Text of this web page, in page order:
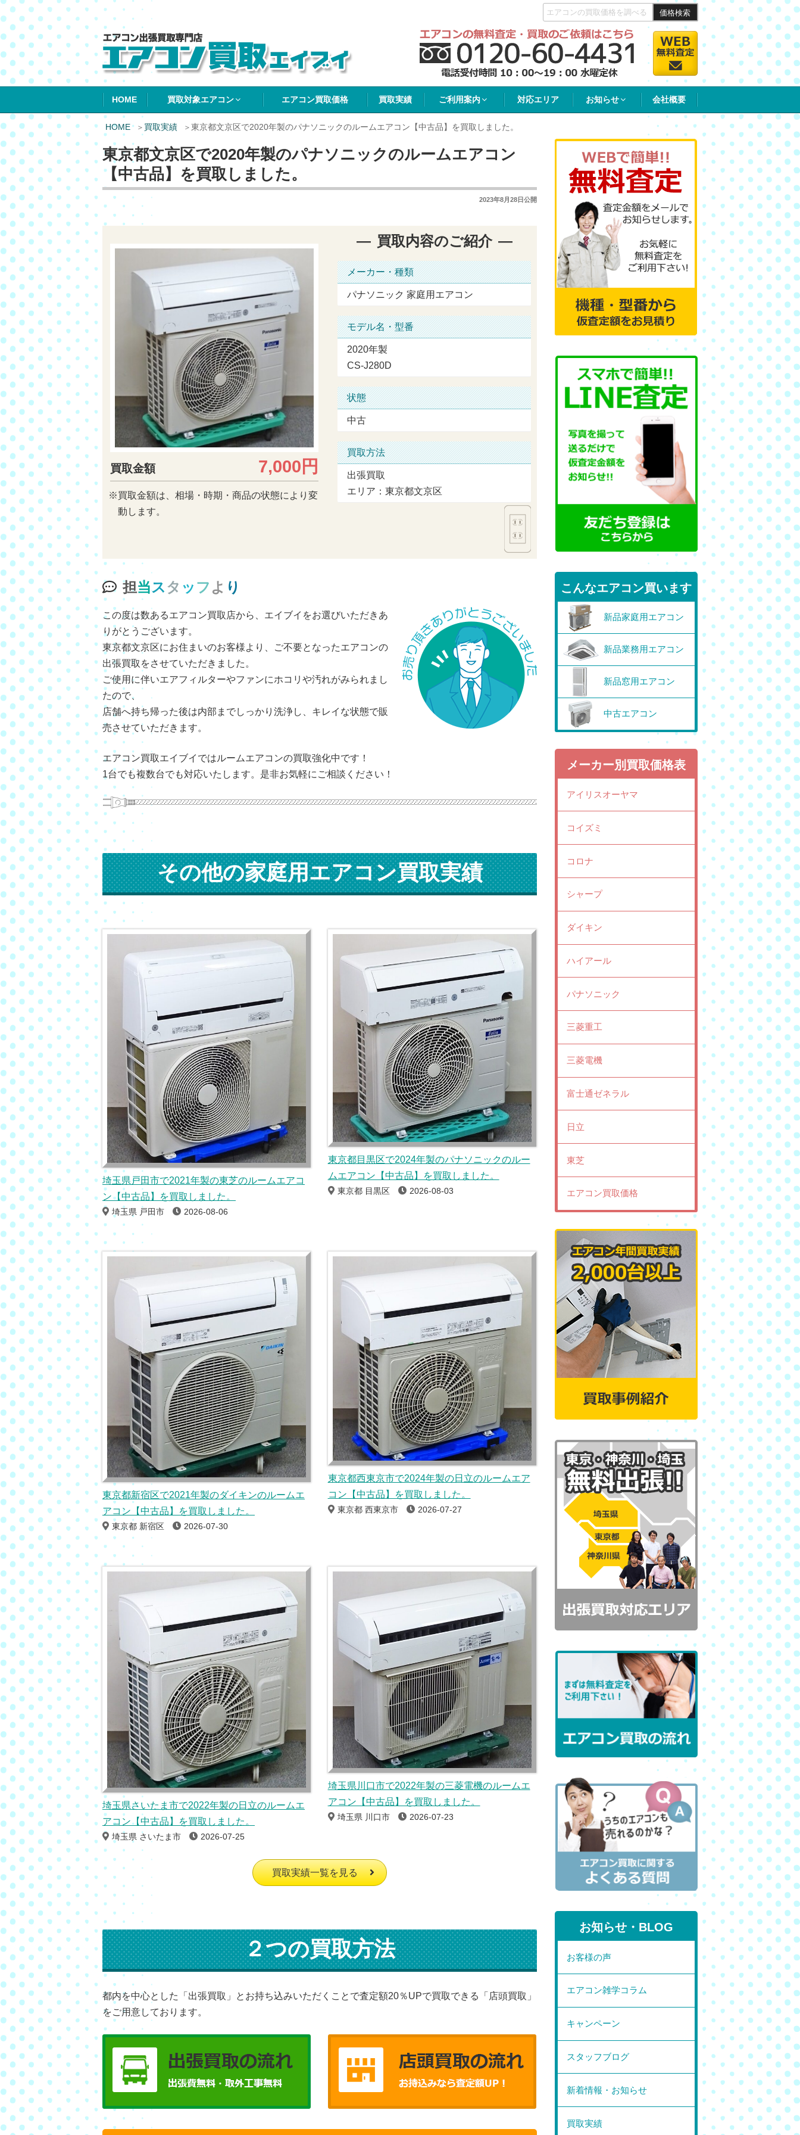
価格検索
エアコン買取エイブイ
HOME 買取対象エアコン エアコン買取価格 買取実績 ご利用案内 対応エリア お知らせ 会社概要
HOME 買取実績 東京都文京区で2020年製のパナソニックのルームエアコン【中古品】を買取しました。
東京都文京区で2020年製のパナソニックのルームエアコン
【中古品】を買取しました。
2023年8月28日公開
買取金額 7,000円
※買取金額は、相場・時期・商品の状態により変
動します。
買取内容のご紹介
メーカー・種類
パナソニック 家庭用エアコン
モデル名・型番
2020年製
CS-J280D
状態
中古
買取方法
出張買取
エリア：東京都文京区
担当スタ ッ フ よ り
この度は数あるエアコン買取店から、エイブイをお選びいただきあ
りがとうございます。
東京都文京区にお住まいのお客様より、ご不要となったエアコンの
出張買取をさせていただきました。
ご使用に伴いエアフィルターやファンにホコリや汚れがみられまし
たので、
店舗へ持ち帰った後は内部までしっかり洗浄し、キレイな状態で販
売させていただきます。
エアコン買取エイブイではルームエアコンの買取強化中です！
1台でも複数台でも対応いたします。是非お気軽にご相談ください！
その他の家庭用エアコン買取実績
埼玉県戸田市で2021年製の東芝のルームエアコ
ン【中古品】を買取しました。
埼玉県 戸田市 2026-08-06
東京都目黒区で2024年製のパナソニックのルー
ムエアコン【中古品】を買取しました。
東京都 目黒区 2026-08-03
東京都新宿区で2021年製のダイキンのルームエ
アコン【中古品】を買取しました。
東京都 新宿区 2026-07-30
東京都西東京市で2024年製の日立のルームエア
コン【中古品】を買取しました。
東京都 西東京市 2026-07-27
埼玉県さいたま市で2022年製の日立のルームエ
アコン【中古品】を買取しました。
埼玉県 さいたま市 2026-07-25
埼玉県川口市で2022年製の三菱電機のルームエ
アコン【中古品】を買取しました。
埼玉県 川口市 2026-07-23
買取実績一覧を見る
２つの買取方法
都内を中心とした「出張買取」とお持ち込みいただくことで査定額20％UPで買取できる「店頭買取」
をご用意しております。
こんなエアコン買います
新品家庭用エアコン
新品業務用エアコン
新品窓用エアコン
中古エアコン
メーカー別買取価格表
アイリスオーヤマ
コイズミ
コロナ
シャープ
ダイキン
ハイアール
パナソニック
三菱重工
三菱電機
富士通ゼネラル
日立
東芝
エアコン買取価格
お知らせ・BLOG
お客様の声
エアコン雑学コラム
キャンペーン
スタッフブログ
新着情報・お知らせ
買取実績